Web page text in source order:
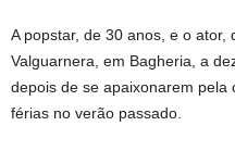
A popstar, de 30 anos, e o ator,
Valguarnera, em Bagheria, a
depois de se apaixonarem
férias no verão passado.